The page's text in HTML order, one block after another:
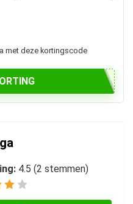
met deze kortingscode
4.5 (2 stemmen)